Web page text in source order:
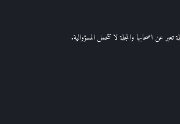
تعبر عن اصحابها والمجلة لا تتحمل المسؤوالية.